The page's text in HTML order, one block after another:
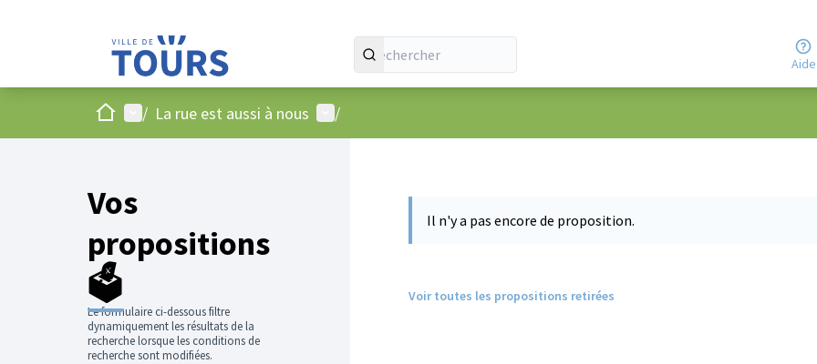
Aide
AccueilMenu principal
/ La rue est aussi à nous Menu utilisateur
/
Vos
propositions
🗳️
Le formulaire ci-dessous filtre
dynamiquement les résultats de la
recherche lorsque les conditions de
recherche sont modifiées.
Il n'y a pas encore de proposition.
Voir toutes les propositions retirées